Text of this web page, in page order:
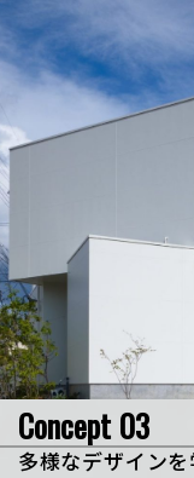
Concept 03
多様なデザインを